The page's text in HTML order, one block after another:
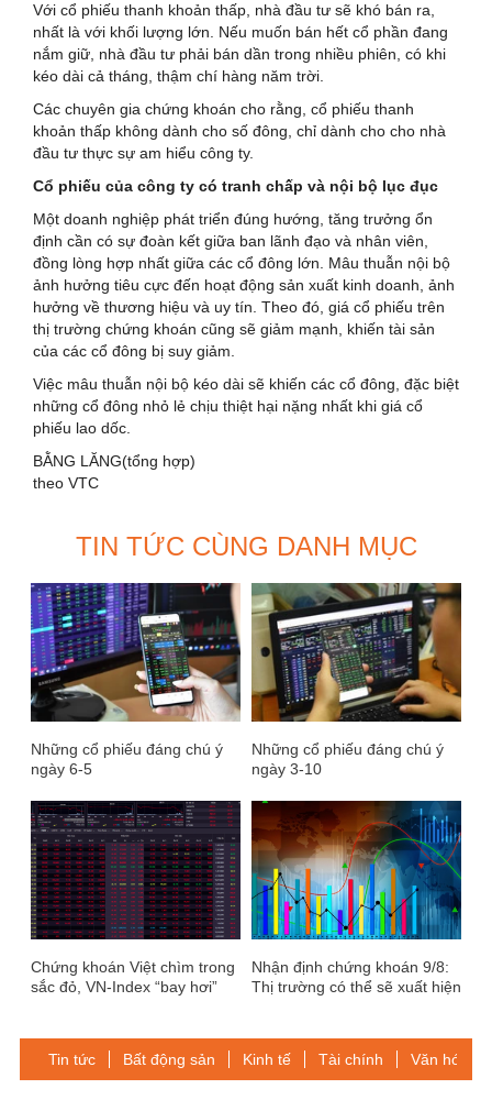
Với cổ phiếu thanh khoản thấp, nhà đầu tư sẽ khó bán ra,
nhất là với khối lượng lớn. Nếu muốn bán hết cổ phần đang
nắm giữ, nhà đầu tư phải bán dần trong nhiều phiên, có khi
kéo dài cả tháng, thậm chí hàng năm trời.
Các chuyên gia chứng khoán cho rằng, cổ phiếu thanh
khoản thấp không dành cho số đông, chỉ dành cho cho nhà
đầu tư thực sự am hiểu công ty.
Cổ phiếu của công ty có tranh chấp và nội bộ lục đục
Một doanh nghiệp phát triển đúng hướng, tăng trưởng ổn
định cần có sự đoàn kết giữa ban lãnh đạo và nhân viên,
đồng lòng hợp nhất giữa các cổ đông lớn. Mâu thuẫn nội bộ
ảnh hưởng tiêu cực đến hoạt động sản xuất kinh doanh, ảnh
hưởng về thương hiệu và uy tín. Theo đó, giá cổ phiếu trên
thị trường chứng khoán cũng sẽ giảm mạnh, khiến tài sản
của các cổ đông bị suy giảm.
Việc mâu thuẫn nội bộ kéo dài sẽ khiến các cổ đông, đặc biệt
những cổ đông nhỏ lẻ chịu thiệt hại nặng nhất khi giá cổ
phiếu lao dốc.
BẰNG LĂNG(tổng hợp)
theo VTC
TIN TỨC CÙNG DANH MỤC
Những cổ phiếu đáng chú ý
ngày 6-5
Những cổ phiếu đáng chú ý
ngày 3-10
Chứng khoán Việt chìm trong
sắc đỏ, VN-Index “bay hơi”
Nhận định chứng khoán 9/8:
Thị trường có thể sẽ xuất hiện
Tin tức Bất động sản Kinh tế Tài chính Văn hóa-